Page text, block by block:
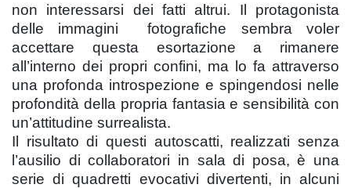
non interessarsi dei fatti altrui. Il protagonista
delle immagini fotografiche sembra voler
accettare questa esortazione a rimanere
all’interno dei propri confini, ma lo fa attraverso
una profonda introspezione e spingendosi nelle
profondità della propria fantasia e sensibilità con
un’attitudine surrealista.
Il risultato di questi autoscatti, realizzati senza
l’ausilio di collaboratori in sala di posa, è una
serie di quadretti evocativi divertenti, in alcuni